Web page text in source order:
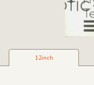
12inch